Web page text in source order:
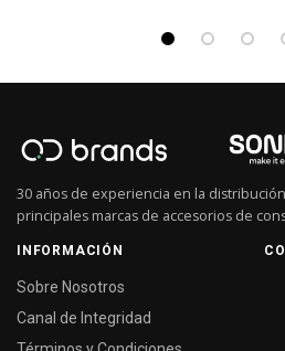
30 años de experiencia en la
principales marcas de accesorios de
INFORMACIÓN
Sobre Nosotros
Canal de Integridad